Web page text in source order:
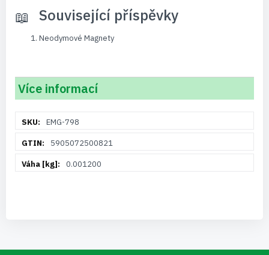
Související příspěvky
Neodymové Magnety
Více informací
informacíEMG-798
5905072500821
0.001200